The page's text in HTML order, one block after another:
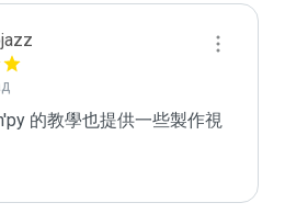
的教學也提供一些製作視